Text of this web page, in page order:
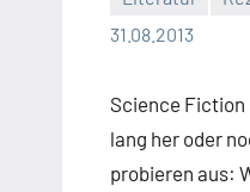
31.08.2013
Moutard
Keine
Science
lang her oder
probieren aus: